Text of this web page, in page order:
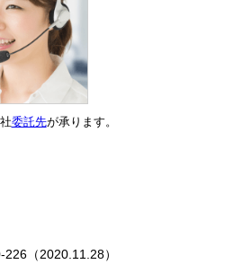
委託先が承ります。
226（2020.11.28）